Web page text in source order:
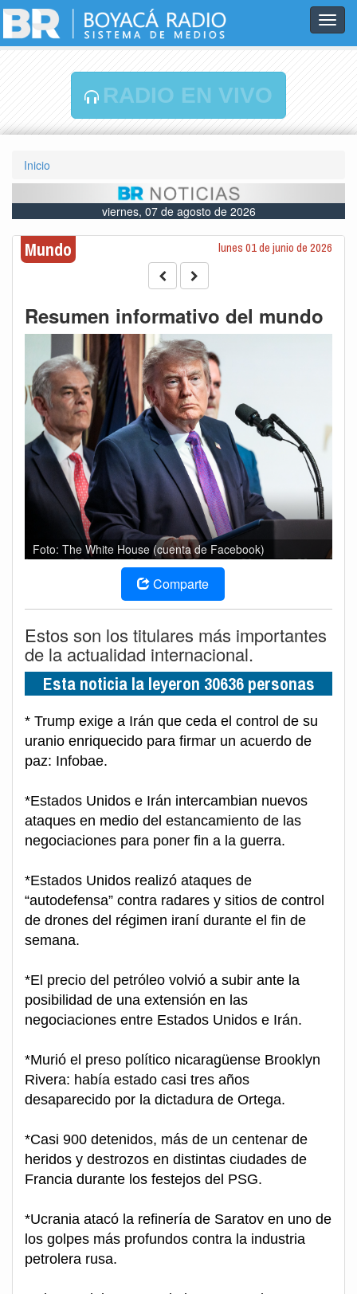
RADIO EN VIVO
Inicio
viernes, 07 de agosto de 2026
Mundo lunes 01 de junio de 2026
Resumen informativo del mundo
Foto: The White House (cuenta de Facebook)
Comparte
Estos son los titulares más importantes
de la actualidad internacional.
Esta noticia la leyeron 30636 personas
* Trump exige a Irán que ceda el control de su
uranio enriquecido para firmar un acuerdo de
paz: Infobae.
*Estados Unidos e Irán intercambian nuevos
ataques en medio del estancamiento de las
negociaciones para poner fin a la guerra.
*Estados Unidos realizó ataques de
“autodefensa” contra radares y sitios de control
de drones del régimen iraní durante el fin de
semana.
*El precio del petróleo volvió a subir ante la
posibilidad de una extensión en las
negociaciones entre Estados Unidos e Irán.
*Murió el preso político nicaragüense Brooklyn
Rivera: había estado casi tres años
desaparecido por la dictadura de Ortega.
*Casi 900 detenidos, más de un centenar de
heridos y destrozos en distintas ciudades de
Francia durante los festejos del PSG.
*Ucrania atacó la refinería de Saratov en uno de
los golpes más profundos contra la industria
petrolera rusa.